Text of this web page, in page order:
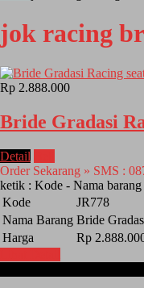
jok racing
Rp 2.888.000
Bride Gradasi
Detail
Order Sekarang » SMS :
ketik : Kode - Nama
Kode
JR778
Nama Barang Bride
Harga
Rp